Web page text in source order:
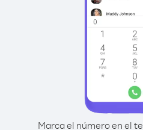
Marca el número en el